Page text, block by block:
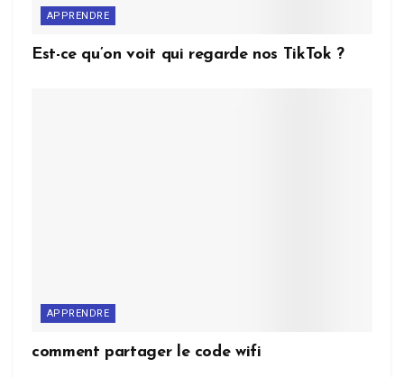
APPRENDRE
Est-ce qu’on voit qui regarde nos TikTok ?
APPRENDRE
comment partager le code wifi